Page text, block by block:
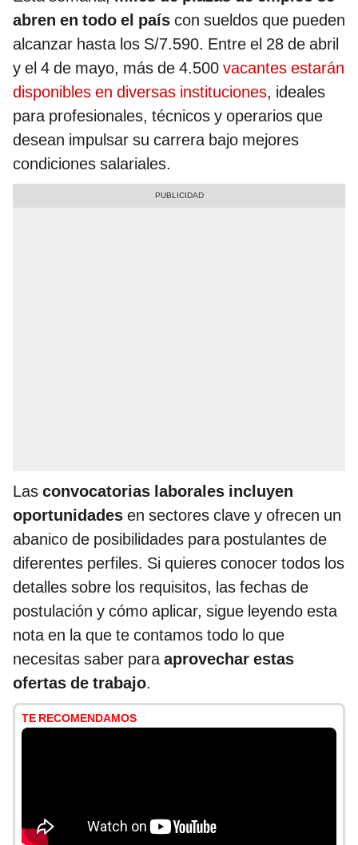
abren en todo el país con sueldos que pueden
alcanzar hasta los S/7.590. Entre el 28 de abril
y el 4 de mayo, más de 4.500 vacantes estarán
disponibles en diversas instituciones, ideales
para profesionales, técnicos y operarios que
desean impulsar su carrera bajo mejores
condiciones salariales.
Las convocatorias laborales incluyen
oportunidades en sectores clave y ofrecen un
abanico de posibilidades para postulantes de
diferentes perfiles. Si quieres conocer todos los
detalles sobre los requisitos, las fechas de
postulación y cómo aplicar, sigue leyendo esta
nota en la que te contamos todo lo que
necesitas saber paraaprovechar estas
ofertas de trabajo.
TE RECOMENDAMOS